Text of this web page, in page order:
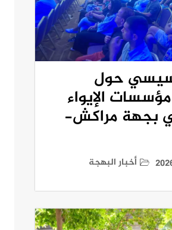
حول
الإيواء
بجهة مراكش-
أخبار البهجة